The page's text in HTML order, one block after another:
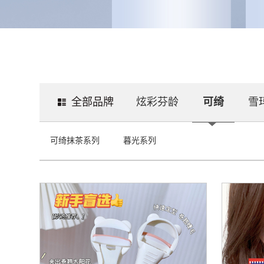
全部品牌 炫彩芬龄 可绮 雪
可绮抹茶系列 暮光系列